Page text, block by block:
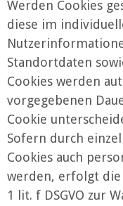
Werden Cookies
diese im
Standortdaten
Cookies werden
vorgegebenen
Cookie
Sofern durch
Cookies auch
werden, erfolgt die
1 lit. f DSGVO zur